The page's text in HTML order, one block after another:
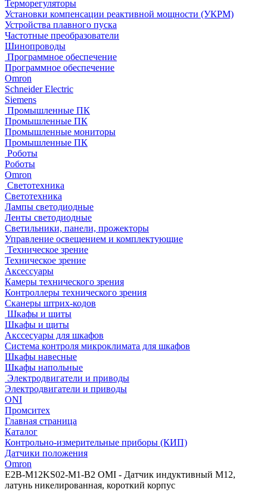
Терморегуляторы
Установки компенсации реактивной мощности (УКРМ)
Устройства плавного пуска
Частотные преобразователи
Шинопроводы
Программное обеспечение
Программное обеспечение
Omron
Schneider Electric
Siemens
Промышленные ПК
Промышленные ПК
Промышленные мониторы
Промышленные ПК
Роботы
Роботы
Omron
Светотехника
Светотехника
Лампы светодиодные
Ленты светодиодные
Светильники, панели, прожекторы
Управление освещением и комплектующие
Техническое зрение
Техническое зрение
Аксессуары
Камеры технического зрения
Контроллеры технического зрения
Сканеры штрих-кодов
Шкафы и щиты
Шкафы и щиты
Акссесуары для шкафов
Система контроля микроклимата для шкафов
Шкафы навесные
Шкафы напольные
Электродвигатели и приводы
Электродвигатели и приводы
ONI
Промситех
Главная страница
Каталог
Контрольно-измерительные приборы (КИП)
Датчики положения
Omron
E2B-M12KS02-M1-B2 OMI - Датчик индуктивный M12,
латунь никелированная, короткий корпус